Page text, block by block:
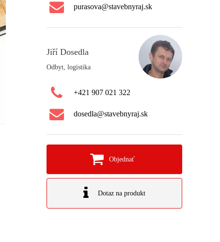
purasova@stavebnyraj.sk
Jiří Dosedla
Odbyt, logistika
+421 907 021 322
dosedla@stavebnyraj.sk
Objednať
Dotaz na produkt